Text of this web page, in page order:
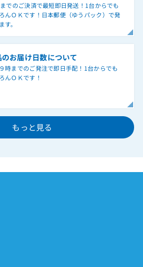
でのご決済で最短即日発送！1台からでも
んＯＫです！日本郵便（ゆうパック）で発
す。
お届け日数について
時までのご発注で即日手配！1台からでも
んＯＫです！
もっと見る